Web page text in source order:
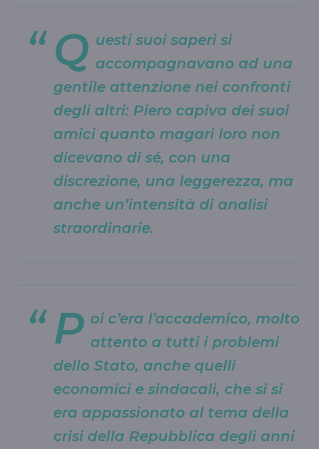
Q uesti suoi saperi si
accompagnavano ad una
gentile attenzione nei confronti
degli altri: Piero capiva dei suoi
amici quanto magari loro non
dicevano di sé, con una
discrezione, una leggerezza, ma
anche un’intensità di analisi
straordinarie.
P oi c’era l’accademico, molto
attento a tutti i problemi
dello Stato, anche quelli
economici e sindacali, che si si
era appassionato al tema della
crisi della Repubblica degli anni